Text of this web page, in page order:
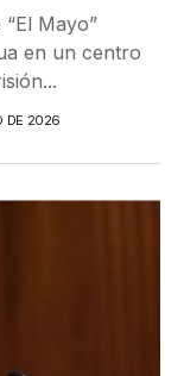
Mayo”
en un centro
DE 2026